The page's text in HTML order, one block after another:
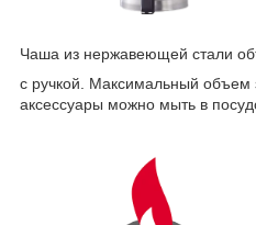
Чаша из нержавеющей стали
с ручкой. Максимальный объем
аксессуары можно мыть в